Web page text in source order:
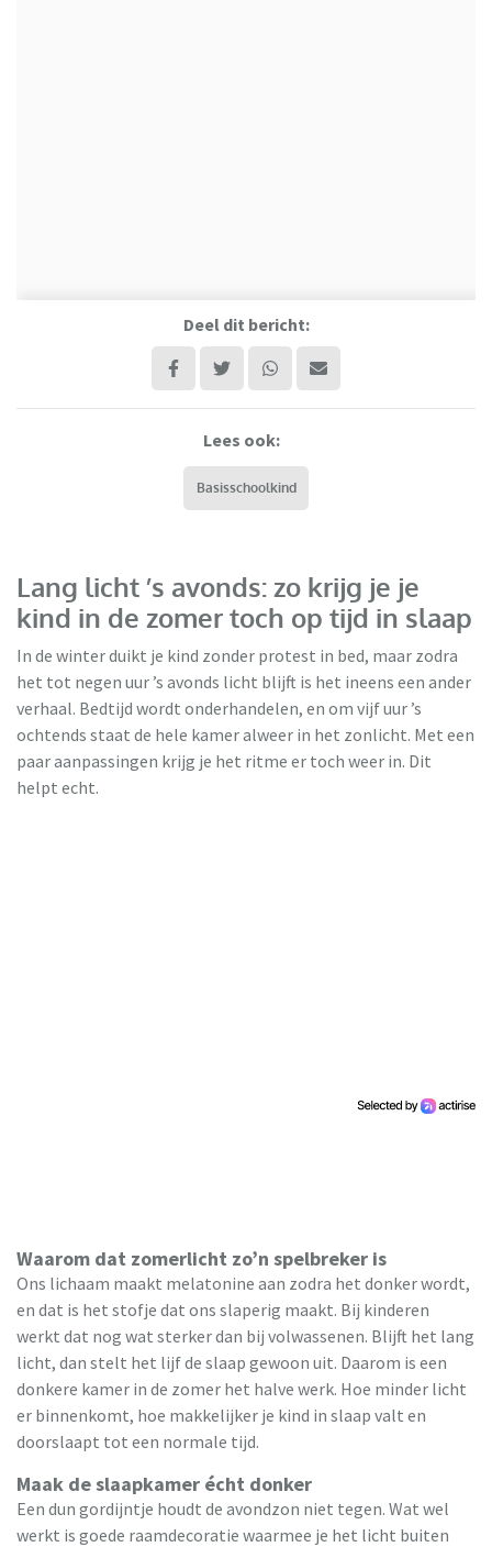
Deel dit bericht:
Lees ook:
Basisschoolkind
Lang licht ’s avonds: zo krijg je je
kind in de zomer toch op tijd in slaap
In de winter duikt je kind zonder protest in bed, maar zodra
het tot negen uur ’s avonds licht blijft is het ineens een ander
verhaal. Bedtijd wordt onderhandelen, en om vijf uur ’s
ochtends staat de hele kamer alweer in het zonlicht. Met een
paar aanpassingen krijg je het ritme er toch weer in. Dit
helpt echt.
Waarom dat zomerlicht zo’n spelbreker is
Ons lichaam maakt melatonine aan zodra het donker wordt,
en dat is het stofje dat ons slaperig maakt. Bij kinderen
werkt dat nog wat sterker dan bij volwassenen. Blijft het lang
licht, dan stelt het lijf de slaap gewoon uit. Daarom is een
donkere kamer in de zomer het halve werk. Hoe minder licht
er binnenkomt, hoe makkelijker je kind in slaap valt en
doorslaapt tot een normale tijd.
Maak de slaapkamer écht donker
Een dun gordijntje houdt de avondzon niet tegen. Wat wel
werkt is goede raamdecoratie waarmee je het licht buiten